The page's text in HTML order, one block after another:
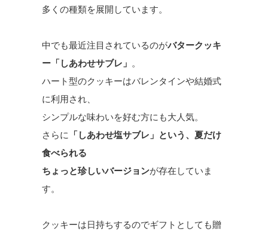
多くの種類を展開しています。
中でも最近注目されているのがバタークッキ
ー「しあわせサブレ」 。
ハート型のクッキーはバレンタインや結婚式
に利用され、
シンプルな味わいを好む方にも大人気。
さらに 「しあわせ塩サブレ」という、夏だけ
食べられる
ちょっと珍しいバージョンが存在していま
す。
クッキーは日持ちするのでギフトとしても贈